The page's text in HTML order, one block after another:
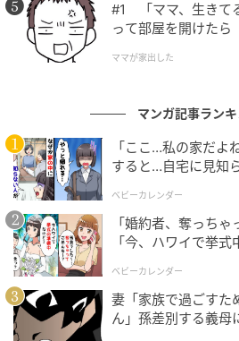
出典：select.mamastar.jp
#1 「ママ、生きて
って部屋を開けたら
ママが家出した
マンガ記事ラン
「ここ…私の家だよ
すると…自宅に見知
ベビーカレンダー
「婚約者、奪っち
「今、ハワイで挙
ベビーカレンダー
妻「家族で過ごすた
ん」孫差別する義